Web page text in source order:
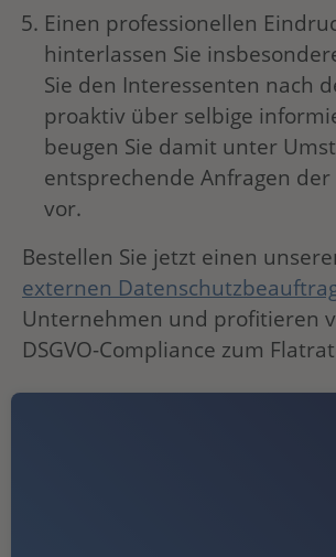
Einen professionellen
hinterlassen Sie
Sie den Interessenten nach
proaktiv über selbige
beugen Sie damit unter
entsprechende Anfragen
vor.
Bestellen Sie jetzt einen
externen
Unternehmen und profitieren
DSGVO-Compliance zum